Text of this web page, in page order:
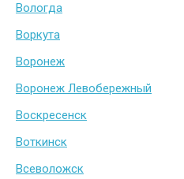
Вологда
Воркута
Воронеж
Воронеж Левобережный
Воскресенск
Воткинск
Всеволожск